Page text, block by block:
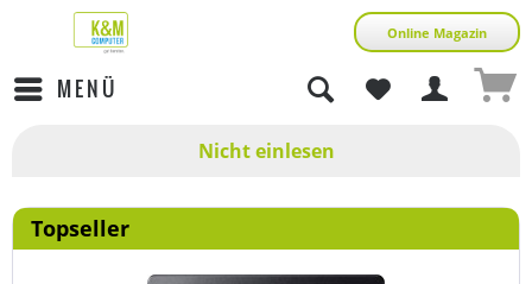
Online Magazin
MENÜ
Nicht einlesen
Topseller